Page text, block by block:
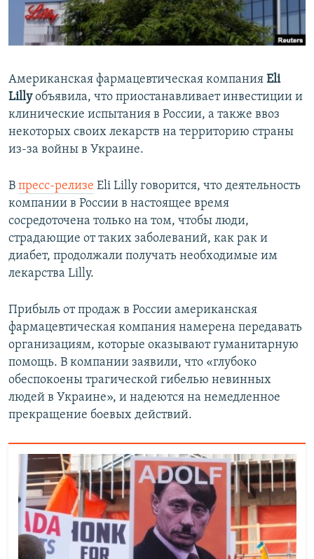
ПОБЕДИТЕЛЕЙ НЕ СУДЯТ?
КРЫМ.НЕПОКОРЕННЫЙ
УКРАИНСКАЯ ПРОБЛЕМА КРЫМА
ПРИСОЕДИНЯЙТЕСЬ!
Все сайты RFE/RL
Американская фармацевтическая компания Eli
Lillyобъявила, что приостанавливает инвестиции и
клинические испытания в России, а также ввоз
некоторых своих лекарств на территорию страны
из-за войны в Украине.
В пресс-релизе Eli Lilly говорится, что деятельность
компании в России в настоящее время
сосредоточена только на том, чтобы люди,
страдающие от таких заболеваний, как рак и
диабет, продолжали получать необходимые им
лекарства Lilly.
Прибыль от продаж в России американская
фармацевтическая компания намерена передавать
организациям, которые оказывают гуманитарную
помощь. В компании заявили, что «глубоко
обеспокоены трагической гибелью невинных
людей в Украине», и надеются на немедленное
прекращение боевых действий.